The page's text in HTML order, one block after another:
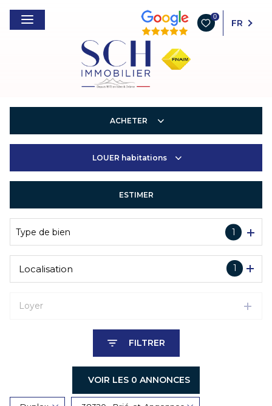
0
FR
ACHETER
Entreprises
LOUER habitations
Entreprises
ESTIMER
Type de bien 1
1
Localisation
Loyer
FILTRER
VOIR LES 0 ANNONCES